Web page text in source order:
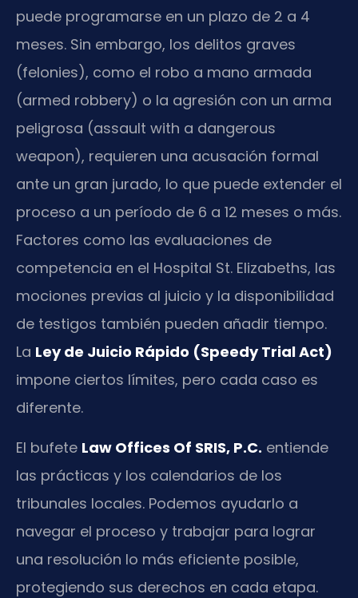
puede programarse en un plazo de 2 a 4
meses. Sin embargo, los delitos graves
(felonies), como el robo a mano armada
(armed robbery) o la agresión con un arma
peligrosa (assault with a dangerous
weapon), requieren una acusación formal
ante un gran jurado, lo que puede extender el
proceso a un período de 6 a 12 meses o más.
Factores como las evaluaciones de
competencia en el Hospital St. Elizabeths, las
mociones previas al juicio y la disponibilidad
de testigos también pueden añadir tiempo.
La Ley de Juicio Rápido (Speedy Trial Act)
impone ciertos límites, pero cada caso es
diferente.
El bufete Law Offices Of SRIS, P.C. entiende
las prácticas y los calendarios de los
tribunales locales. Podemos ayudarlo a
navegar el proceso y trabajar para lograr
una resolución lo más eficiente posible,
protegiendo sus derechos en cada etapa.